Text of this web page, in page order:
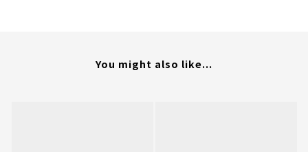
You might also like...